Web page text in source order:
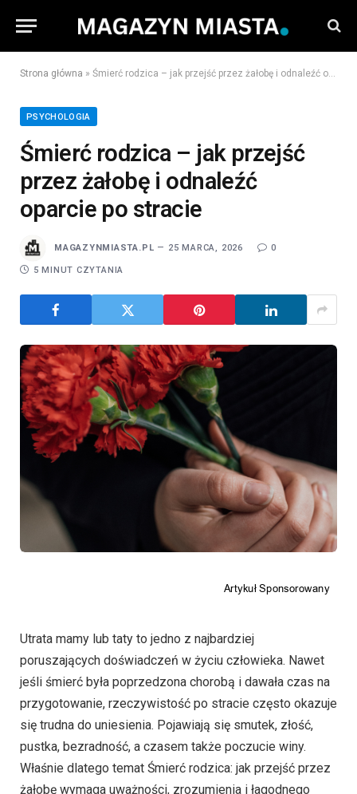
Strona główna » Śmierć rodzica – jak przejść przez żałobę i odnaleźć oparcie po stracie
PSYCHOLOGIA
Śmierć rodzica – jak przejść
przez żałobę i odnaleźć
oparcie po stracie
MAGAZYNMIASTA.PL 25 MARCA, 2026 0
5 MINUT CZYTANIA
Utrata mamy lub taty to jedno z najbardziej
poruszających doświadczeń w życiu człowieka. Nawet
jeśli śmierć była poprzedzona chorobą i dawała czas na
przygotowanie, rzeczywistość po stracie często okazuje
się trudna do uniesienia. Pojawiają się smutek, złość,
pustka, bezradność, a czasem także poczucie winy.
Właśnie dlatego temat Śmierć rodzica: jak przejść przez
żałobę wymaga uważności, zrozumienia i łagodnego